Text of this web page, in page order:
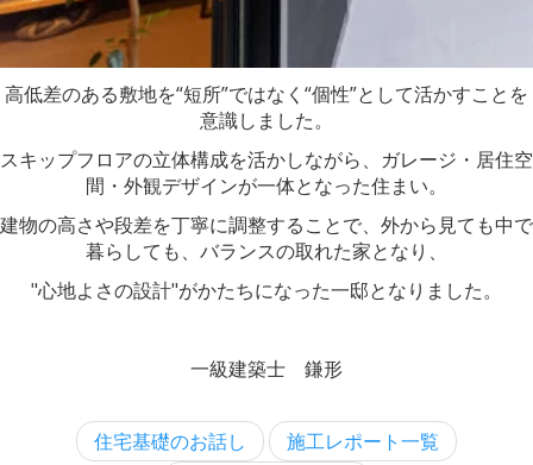
高低差のある敷地を“短所”ではなく“個性”として活かすことを
意識しました。
スキップフロアの立体構成を活かしながら、ガレージ・居住空
間・外観デザインが一体となった住まい。
建物の高さや段差を丁寧に調整することで、外から見ても中で
暮らしても、バランスの取れた家となり、
"心地よさの設計"がかたちになった一邸となりました。
一級建築士 鎌形
住宅基礎のお話し
施工レポート一覧